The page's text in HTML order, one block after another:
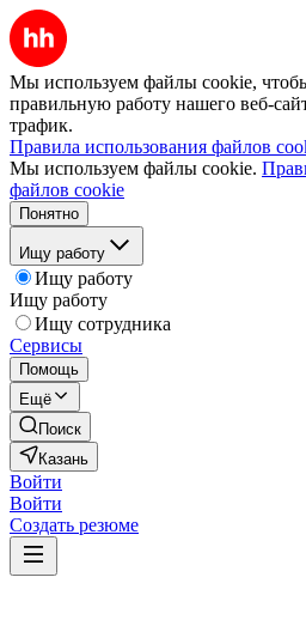
Мы используем файлы cookie,
правильную работу нашего веб-
трафик.
Правила использования файлов
Мы используем файлы cookie.
файлов cookie
Понятно
Ищу работу
Ищу работу
Ищу работу
Ищу сотрудника
Сервисы
Помощь
Ещё
Поиск
Казань
Войти
Войти
Создать резюме